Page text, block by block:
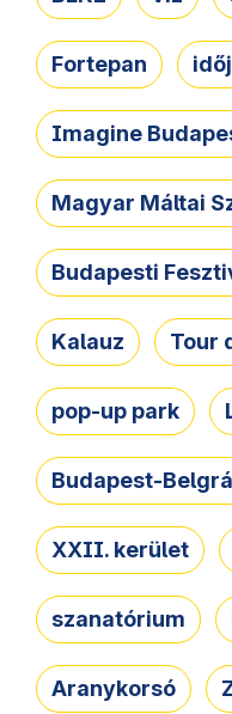
Fortepan
Imagine
Magyar Máltai
Budapesti
Kalauz Tour
pop-up park
Budapest-
XXII. kerület
szanatórium
Aranykorsó